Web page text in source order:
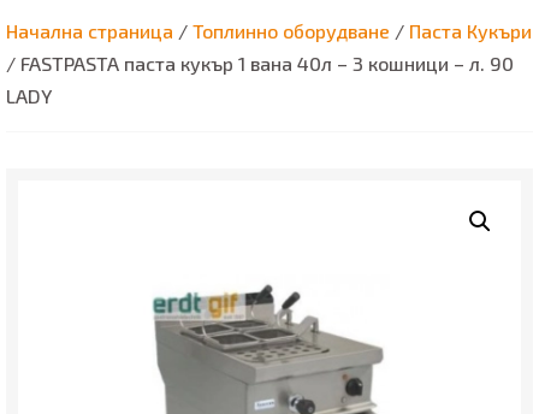
Начална страница / Топлинно оборудване / Паста Кукъри
/ FASTPASTA паста кукър 1 вана 40л – 3 кошници – л. 90
LADY